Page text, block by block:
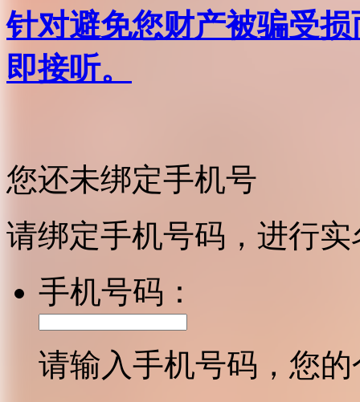
针对避免您财产被骗受
即接听。
您还未绑定手机号
请绑定手机号码，进行
手机号码：
请输入手机号码，您